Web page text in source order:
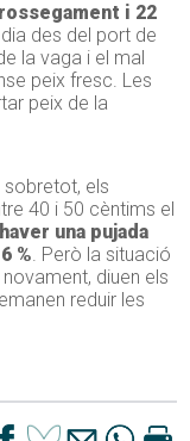
i 22
des del port de
la vaga i el mal
peix fresc. Les
peix de la
sobretot, els
40 i 50 cèntims el
una pujada
%. Però la situació
diuen els
reduir les